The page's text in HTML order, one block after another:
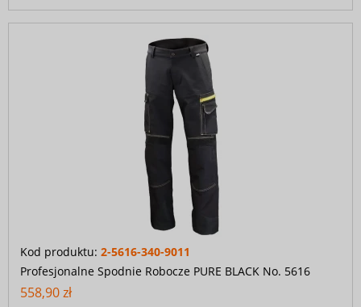
Kod produktu: 2-5616-340-9011
Profesjonalne Spodnie Robocze PURE BLACK No. 5616
558,90 zł